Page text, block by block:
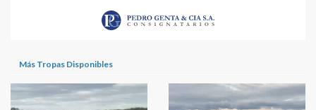
Más Tropas Disponibles